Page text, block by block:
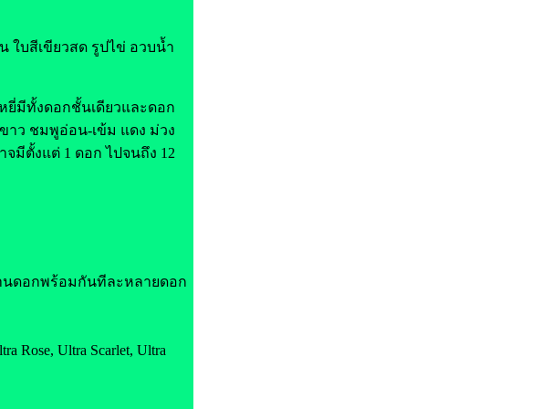
บสีเขียวสด รูปไข่ อวบน้ำ
มีทั้งดอกชั้นเดียวและดอก
าว ชมพูอ่อน-เข้ม แดง ม่วง
มีตั้งแต่ 1 ดอก ไปจนถึง 12
อกพร้อมกันทีละหลายดอก
Ultra Scarlet, Ultra